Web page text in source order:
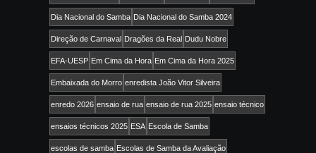
Dia Nacional do Samba Dia Nacional do Samba 2024
Direção de Carnaval Dragões da Real Dudu Nobre
EFA-UESP Em Cima da Hora Em Cima da Hora 2025
Embaixada do Morro enredista João Vitor Silveira
enredo 2026 ensaio de rua ensaio de rua 2025 ensaio técnico
ensaios técnicos 2025 ESA Escola de Samba
escolas de samba Escolas de Samba da Avaliação